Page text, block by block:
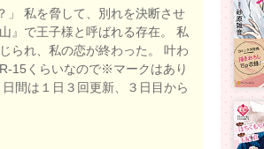
」 私を脅して、別れを決断させ
』で王子様と呼ばれる存在。 私
られ、私の恋が終わった。 叶わ
15くらいなので※マークはあり
間は１日３回更新、３日目から